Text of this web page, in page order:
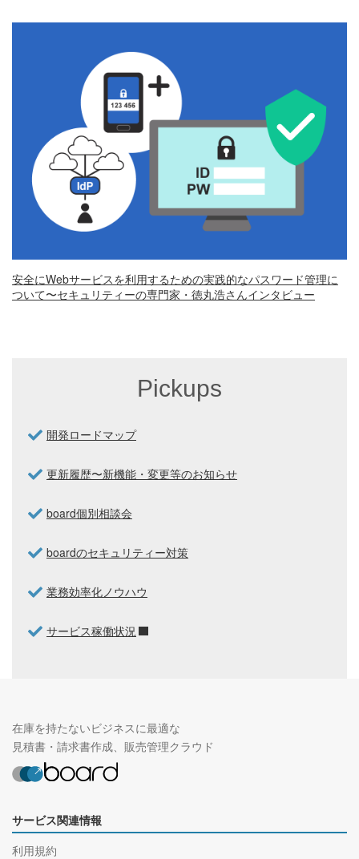
安全にWebサービスを利用するための実践的なパスワード管理に
ついて〜セキュリティーの専門家・徳丸浩さんインタビュー
Pickups
開発ロードマップ
更新履歴〜新機能・変更等のお知らせ
board個別相談会
boardのセキュリティー対策
業務効率化ノウハウ
サービス稼働状況
在庫を持たないビジネスに最適な
見積書・請求書作成、販売管理クラウド
サービス関連情報
利用規約